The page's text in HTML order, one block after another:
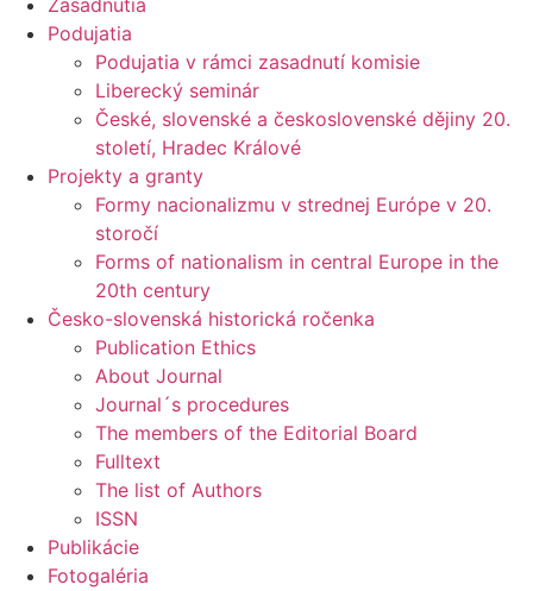
Zasadnutia
Podujatia
Podujatia v rámci zasadnutí komisie
Liberecký seminár
České, slovenské a československé dějiny 20.
století, Hradec Králové
Projekty a granty
Formy nacionalizmu v strednej Európe v 20.
storočí
Forms of nationalism in central Europe in the
20th century
Česko-slovenská historická ročenka
Publication Ethics
About Journal
Journal´s procedures
The members of the Editorial Board
Fulltext
The list of Authors
ISSN
Publikácie
Fotogaléria